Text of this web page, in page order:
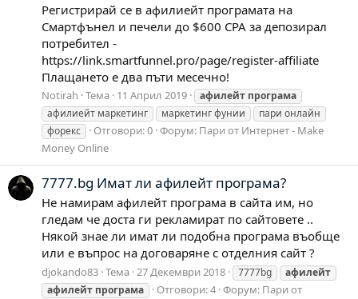
Регистрирай се в афилиейт програмата на
Смартфънел и печели до $600 CPA за депозирал
потребител -
https://link.smartfunnel.pro/page/register-affiliate
Плащането е два пъти месечно!
Notirah Тема 11 Април 2019 афилейт програма
афилиейт маркетинг
маркетинг фунии
пари онлайн
форекс
Отговори: 0 Форум: Пари от Интернет - Make
Money Online
7777.bg Имат ли афилейт програма?
Не намирам афилейт програма в сайта им, но
гледам че доста ги рекламират по сайтовете ..
Някой знае ли имат ли подобна програма въобще
или е въпрос на договаряне с отделния сайт ?
djokando83 Тема 27 Декември 2018 7777bg
афилейт
афилейт програма Отговори: 4 Форум: Пари от